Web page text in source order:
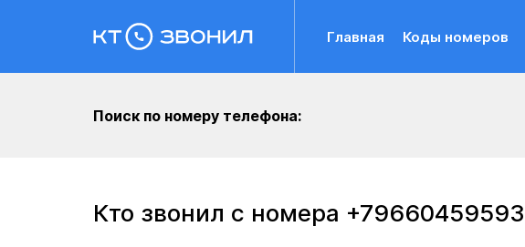
Главная Коды номеров
Поиск по номеру телефона:
Кто звонил с номера +79660459593